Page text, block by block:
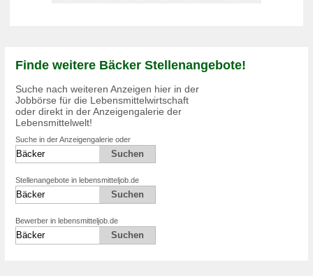
Finde weitere Bäcker Stellenangebote!
Suche nach weiteren Anzeigen hier in der
Jobbörse für die Lebensmittelwirtschaft
oder direkt in der Anzeigengalerie der
Lebensmittelwelt!
Suche in der Anzeigengalerie oder
Stellenangebote in lebensmitteljob.de
Bewerber in lebensmitteljob.de